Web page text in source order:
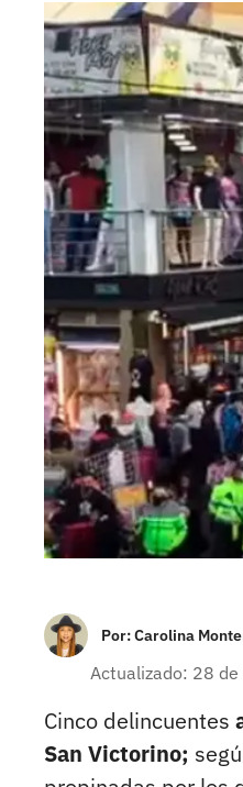
Por:Carolina
Actualizado: 28
Cinco delincuentes
San Victorino;